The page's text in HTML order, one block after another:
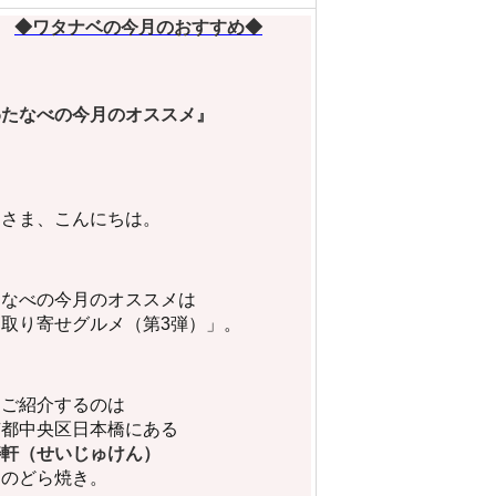
◆ワタナベの今月のおすすめ◆
なべの今月のオススメ』
ま、こんにちは。
べの今月のオススメは
り寄せグルメ（第3弾）」。
紹介するのは
中央区日本橋にある
（せいじゅけん）
どら焼き。